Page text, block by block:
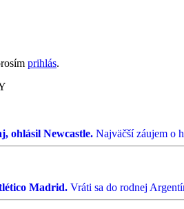
prihlás.
ohlásil Newcastle. Najväčší záujem o
Madrid. Vráti sa do rodnej